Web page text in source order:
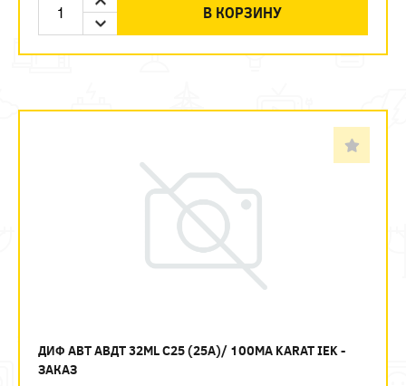
В КОРЗИНУ
ДИФ АВТ АВДТ 32ML C25 (25А)/ 100МА KARAT IEK -
ЗАКАЗ